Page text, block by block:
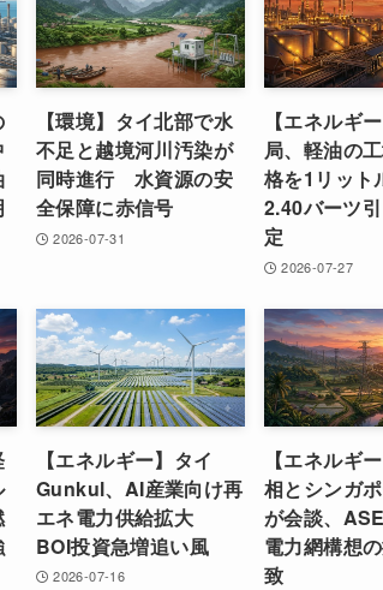
【環境】タイ北部で水
不足と越境河川汚染が
同時進行 水資源の安
全保障に赤信号
2026-07-31
【エネルギ
局、軽油の
格を1リット
2.40バーツ
定
2026-07-27
【エネルギー】タイ
Gunkul、AI産業向け再
エネ電力供給拡大
BOI投資急増追い風
2026-07-16
【エネルギ
相とシンガ
が会談、
電力網構想
致